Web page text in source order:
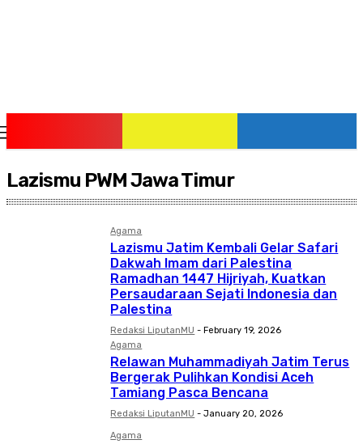
Lazismu PWM Jawa Timur
Agama
Lazismu Jatim Kembali Gelar Safari
Dakwah Imam dari Palestina
Ramadhan 1447 Hijriyah, Kuatkan
Persaudaraan Sejati Indonesia dan
Palestina
Redaksi LiputanMU - February 19, 2026
Agama
Relawan Muhammadiyah Jatim Terus
Bergerak Pulihkan Kondisi Aceh
Tamiang Pasca Bencana
Redaksi LiputanMU - January 20, 2026
Agama